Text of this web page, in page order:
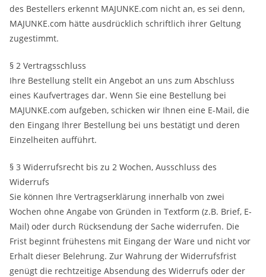
des Bestellers erkennt MAJUNKE.com nicht an, es sei denn,
MAJUNKE.com hätte ausdrücklich schriftlich ihrer Geltung
zugestimmt.
§ 2 Vertragsschluss
Ihre Bestellung stellt ein Angebot an uns zum Abschluss
eines Kaufvertrages dar. Wenn Sie eine Bestellung bei
MAJUNKE.com aufgeben, schicken wir Ihnen eine E-Mail, die
den Eingang Ihrer Bestellung bei uns bestätigt und deren
Einzelheiten aufführt.
§ 3 Widerrufsrecht bis zu 2 Wochen, Ausschluss des
Widerrufs
Sie können Ihre Vertragserklärung innerhalb von zwei
Wochen ohne Angabe von Gründen in Textform (z.B. Brief, E-
Mail) oder durch Rücksendung der Sache widerrufen. Die
Frist beginnt frühestens mit Eingang der Ware und nicht vor
Erhalt dieser Belehrung. Zur Wahrung der Widerrufsfrist
genügt die rechtzeitige Absendung des Widerrufs oder der